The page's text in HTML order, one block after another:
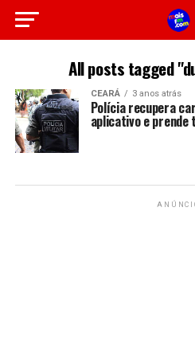
All posts tagged
CEARÁ 3 anos atrás
Polícia recupera
aplicativo e